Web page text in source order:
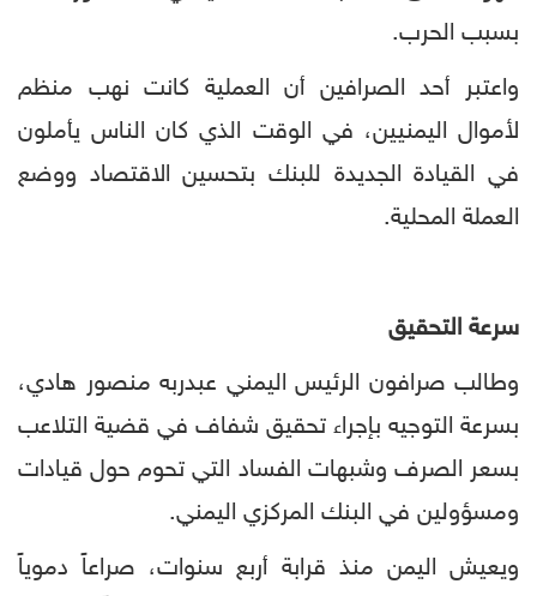
بسبب الحرب.
واعتبر أحد الصرافين أن العملية كانت نهب منظم
لأموال اليمنيين، في الوقت الذي كان الناس يأملون
في القيادة الجديدة للبنك بتحسين الاقتصاد ووضع
العملة المحلية.
سرعة التحقيق
وطالب صرافون الرئيس اليمني عبدربه منصور هادي،
بسرعة التوجيه بإجراء تحقيق شفاف في قضية التلاعب
بسعر الصرف وشبهات الفساد التي تحوم حول قيادات
ومسؤولين في البنك المركزي اليمني.
ويعيش اليمن منذ قرابة أربع سنوات، صراعاً دموياً